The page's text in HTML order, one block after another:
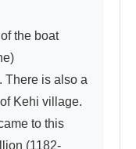
the boat
There is also a
Kehi village.
to this
(1182-